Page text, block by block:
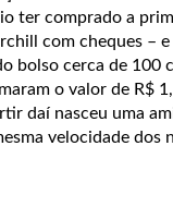
ter comprado a
com cheques –
bolso cerca de 100
o valor de R$
daí nasceu uma
velocidade dos